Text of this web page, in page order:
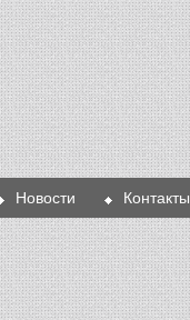
Новости Контакты